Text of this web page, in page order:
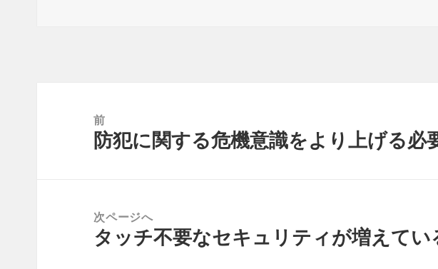
前
前
防犯に関する危機意識をより上げる必
次ページへ
次
タッチ不要なセキュリティが増えてい